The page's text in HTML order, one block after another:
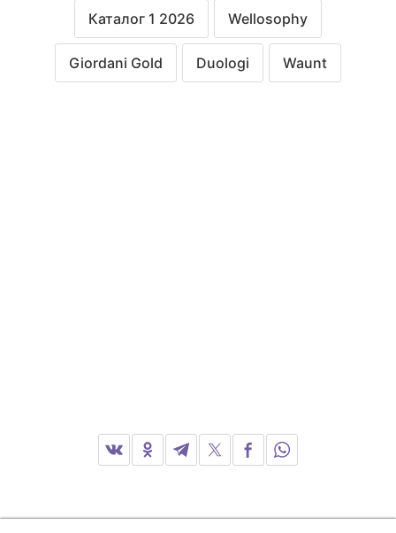
Каталог 1 2026 Wellosophy
Giordani Gold Duologi Waunt